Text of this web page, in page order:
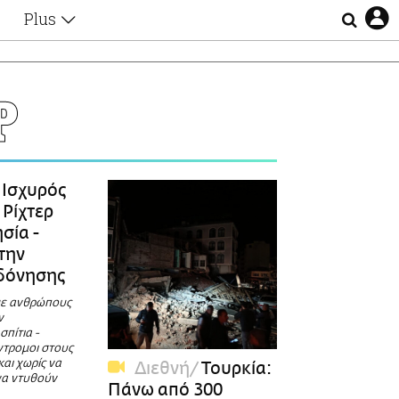
Plus
Οι Αθηναίοι
Απώλειες
Lgbtqi+
-
ανθρώπους
-
στους
χωρίς να
ντυθούν
Διεθνή
Τουρκία:
Πάνω από 300